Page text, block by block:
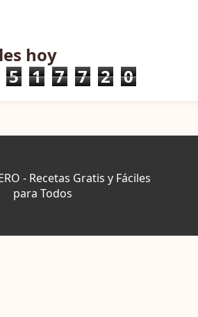
hoy
5 1 7 7 2 0
- Recetas Gratis y Fáciles
para Todos